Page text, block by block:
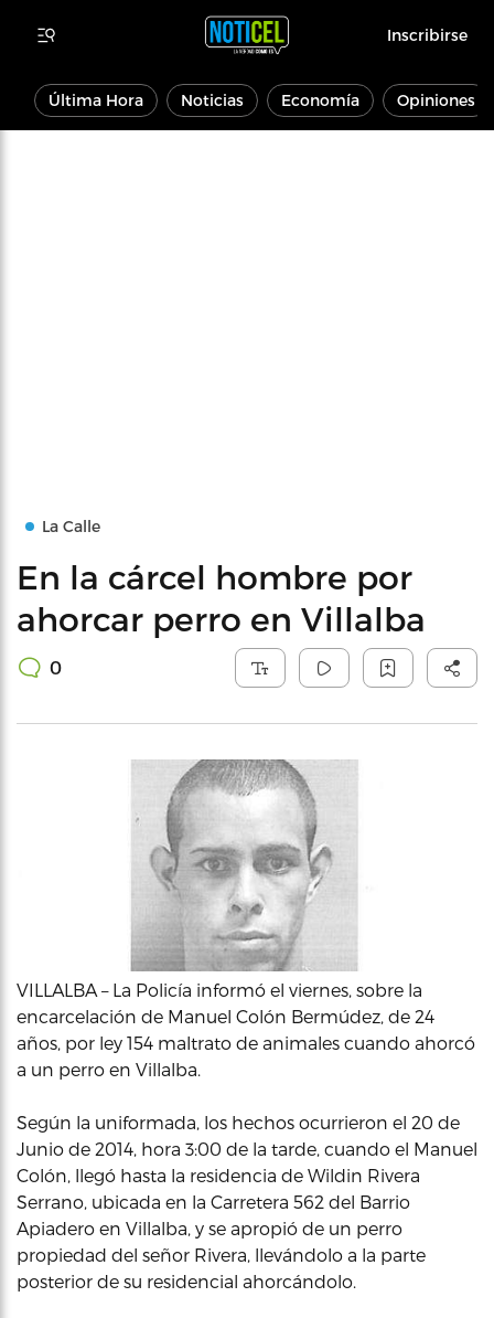
Inscribirse
Última Hora Noticias Economía Opiniones
La Calle
En la cárcel hombre por
ahorcar perro en Villalba
0
VILLALBA – La Policía informó el viernes, sobre la
encarcelación de Manuel Colón Bermúdez, de 24
años, por ley 154 maltrato de animales cuando ahorcó
a un perro en Villalba.
Según la uniformada, los hechos ocurrieron el 20 de
Junio de 2014, hora 3:00 de la tarde, cuando el Manuel
Colón, llegó hasta la residencia de Wildin Rivera
Serrano, ubicada en la Carretera 562 del Barrio
Apiadero en Villalba, y se apropió de un perro
propiedad del señor Rivera, llevándolo a la parte
posterior de su residencial ahorcándolo.